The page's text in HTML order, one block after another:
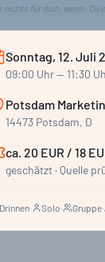
nichts für dich, wenn: Du
Sonntag, 12. Juli
09:00 Uhr— 11:30
Potsdam
14473 Potsdam, D
ca. 20 EUR / 18
geschätzt · Quelle
Drinnen· Solo· Gruppe·